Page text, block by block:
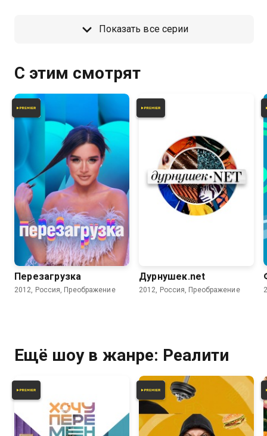
Показать все серии
С этим смотрят
3.9
Перезагрузка
2012, Россия, Преображение
Дурнушек.net
2012, Россия, Преображение
Ещё шоу в жанре: Реалити